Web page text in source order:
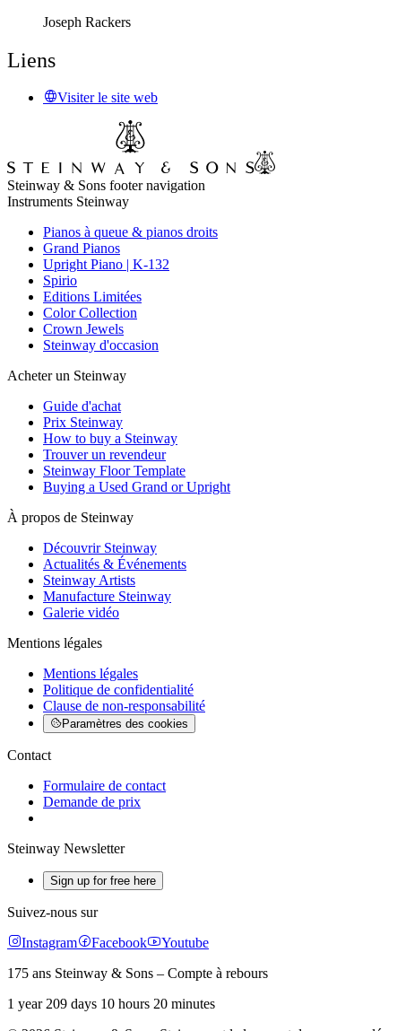
Joseph Rackers
Liens
Visiter le site web
Steinway & Sons footer navigation
Instruments Steinway
Pianos à queue & pianos droits
Grand Pianos
Upright Piano | K-132
Spirio
Editions Limitées
Color Collection
Crown Jewels
Steinway d'occasion
Acheter un Steinway
Guide d'achat
Prix Steinway
How to buy a Steinway
Trouver un revendeur
Steinway Floor Template
Buying a Used Grand or Upright
À propos de Steinway
Découvrir Steinway
Actualités & Événements
Steinway Artists
Manufacture Steinway
Galerie vidéo
Mentions légales
Mentions légales
Politique de confidentialité
Clause de non-responsabilité
Paramètres des cookies
Contact
Formulaire de contact
Demande de prix
Steinway Newsletter
Sign up for free here
Suivez-nous sur
Instagram
Facebook
Youtube
175 ans Steinway & Sons – Compte à rebours
1 year 209 days 10 hours 20 minutes